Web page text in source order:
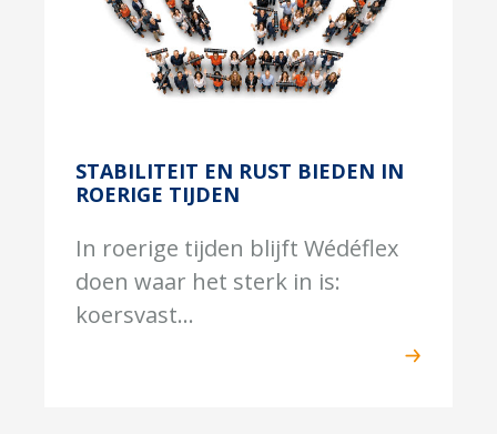
STABILITEIT EN RUST BIEDEN IN
ROERIGE TIJDEN
In roerige tijden blijft Wédéflex
doen waar het sterk in is:
koersvast...